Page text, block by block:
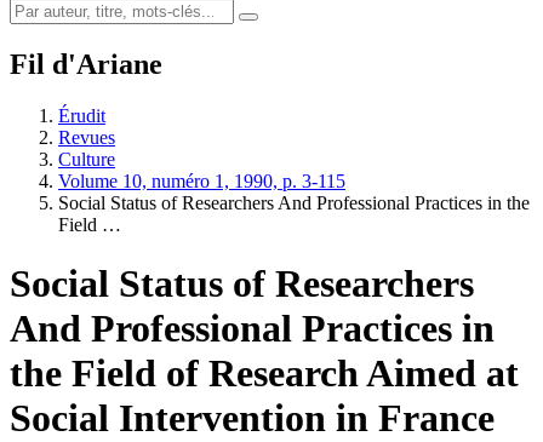
Fil d'Ariane
Érudit
Revues
Culture
Volume 10, numéro 1, 1990, p. 3-115
Social Status of Researchers And Professional Practices in the
Field …
Social Status of Researchers
And Professional Practices in
the Field of Research Aimed at
Social Intervention in France